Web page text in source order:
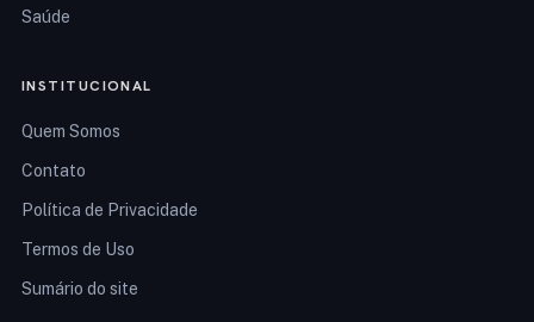
Saúde
INSTITUCIONAL
Quem Somos
Contato
Política de Privacidade
Termos de Uso
Sumário do site